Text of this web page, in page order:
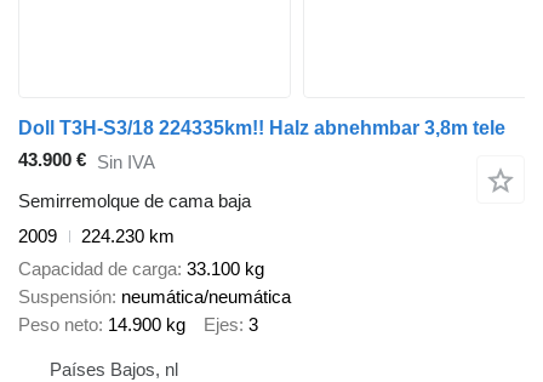
Doll T3H-S3/18 224335km!! Halz abnehmbar 3,8m tele
43.900 € Sin IVA
Semirremolque de cama baja
2009
224.230 km
Capacidad de carga 33.100 kg
Suspensión neumática/neumática
Peso neto 14.900 kg Ejes 3
Países Bajos, nl